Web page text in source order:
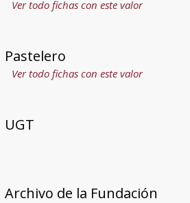
Ver todo fichas con este valor
Pastelero
Ver todo fichas con este valor
UGT
Archivo de la Fundación